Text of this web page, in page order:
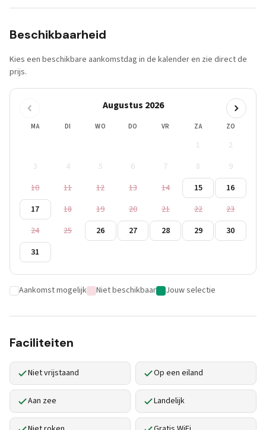
Beschikbaarheid
Kies een beschikbare aankomstdag in de kalender en zie direct de
prijs.
Augustus 2026
MA DI WO DO VR ZA ZO
1
2
3
4 5 6 7 8
9
10
11 12 13 14 15
16
17
18 19 20 21 22
23
24
25 26 27 28 29
30
31
Aankomst mogelijk Niet beschikbaar Jouw selectie
Faciliteiten
Niet vrijstaand Op een eiland
Aan zee Landelijk